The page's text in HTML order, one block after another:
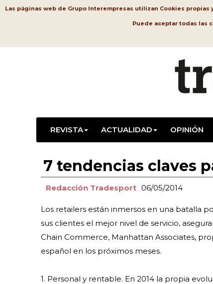
Las páginas web de Grupo Interempresas utilizan Cookies
Puede aceptar todas las
REVISTA ACTUALIDAD OPINIÓN
7 tendencias claves
Redacción Tradesport 06/05/2014
Los retailers están inmersos en una batalla
sus clientes el mejor nivel de servicio,
Chain Commerce, Manhattan Associates,
español en los próximos meses.
1. Personal y rentable. En 2014 la propia